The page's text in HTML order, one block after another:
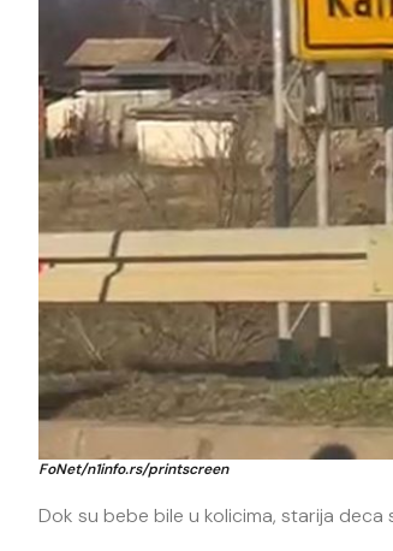
FoNet/n1info.rs/printscreen
Dok su bebe bile u kolicima, starija